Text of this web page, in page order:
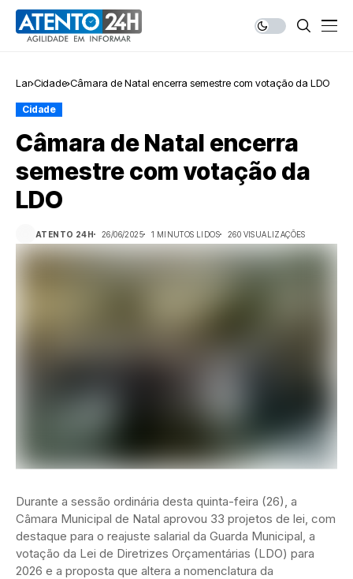
Lar Cidade Câmara de Natal encerra semestre com votação da LDO
Cidade
Câmara de Natal encerra
semestre com votação da
LDO
ATENTO 24H 26/06/2025 1 MINUTOS LIDOS 260 VISUALIZAÇÕES
Durante a sessão ordinária desta quinta-feira (26), a
Câmara Municipal de Natal aprovou 33 projetos de lei, com
destaque para o reajuste salarial da Guarda Municipal, a
votação da Lei de Diretrizes Orçamentárias (LDO) para
2026 e a proposta que altera a nomenclatura da